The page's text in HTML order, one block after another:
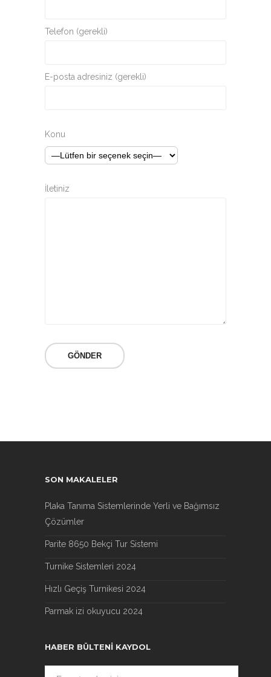
Telefon (gerekli)
E-posta adresiniz (gerekli)
Konu
İletiniz
SON MAKALELER
Plaka Tanıma Sistemlerinde Yerli ve Bağımsız
Çözümler
Parite 8650 Bekçi Tur Sistemi
Turnike Sistemleri 2024
Hızlı Geçiş Turnikesi 2024
Parmak izi okuyucu 2024
HABER BÜLTENI KAYDOL